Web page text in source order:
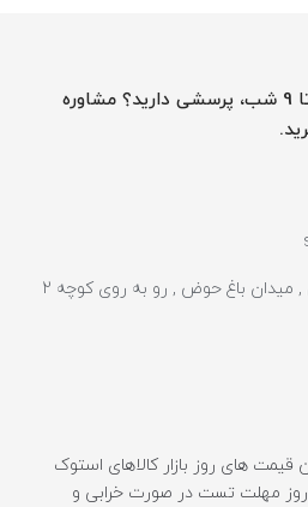
شنبه تا پنج شنبه 10 صبح تا 9 شب، پرسشی دارید؟ مشاوره
فارس - شیراز - بلوار زرهی , میدان باغ حوض , رو به روی کوچه 2
های روز بازار کالاهای استوک
خدمت شما هستیم. همراه با 7 روز مهلت تست در صورت خرابی و